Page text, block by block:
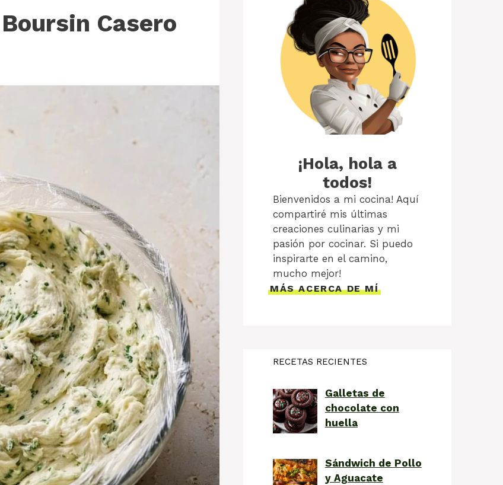
Casero
¡Hola, hola a
todos!
Bienvenidos a mi cocina! Aquí
compartiré mis últimas
creaciones culinarias y mi
pasión por cocinar. Si puedo
inspirarte en el camino,
mucho mejor!
MÁS ACERCA DE MÍ
RECETAS RECIENTES
Galletas de
chocolate con
huella
Sándwich de Pollo
y Aguacate